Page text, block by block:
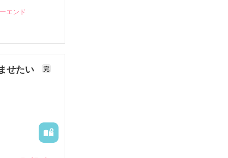
エンド
せたい 完